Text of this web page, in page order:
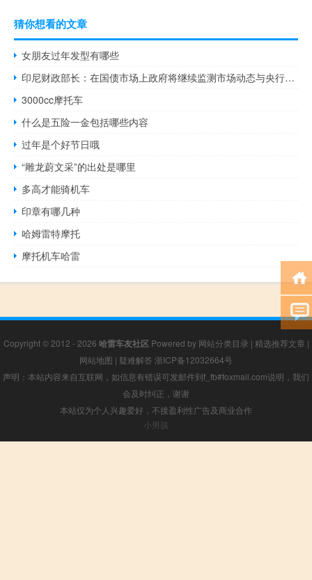
猜你想看的文章
女朋友过年发型有哪些
印尼财政部长：在国债市场上政府将继续监测市场动态与央行协调准备措施
3000cc摩托车
什么是五险一金包括哪些内容
过年是个好节日哦
“雕龙蔚文采”的出处是哪里
多高才能骑机车
印章有哪几种
哈姆雷特摩托
摩托机车哈雷
Copyright © 2012 - 2026 哈雷车友社区Powered by 网站分类目录 | 精选推荐文章 |
网站地图 | 疑难解答 浙ICP备12032664号
声明：本站内容来自互联网，如信息有错误可发邮件到f_fb#foxmail.com说明，我们
会及时纠正，谢谢
本站仅为个人兴趣爱好，不接盈利性广告及商业合作
小男孩